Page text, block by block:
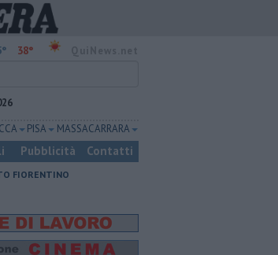
38°
PISA MASSA CARRARA
Pubblicità Contatti
FIORENTINO